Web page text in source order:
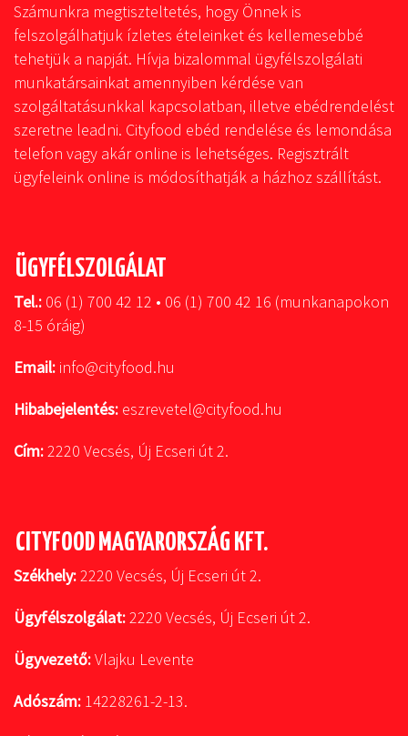
Számunkra megtiszteltetés, hogy Önnek is
felszolgálhatjuk ízletes ételeinket és kellemesebbé
tehetjük a napját. Hívja bizalommal ügyfélszolgálati
munkatársainkat amennyiben kérdése van
szolgáltatásunkkal kapcsolatban, illetve ebédrendelést
szeretne leadni. Cityfood ebéd rendelése és lemondása
telefon vagy akár online is lehetséges. Regisztrált
ügyfeleink online is módosíthatják a házhoz szállítást.
ÜGYFÉLSZOLGÁLAT
Tel.: 06 (1) 700 42 12 • 06 (1) 700 42 16 (munkanapokon
8-15 óráig)
Email: info@cityfood.hu
Hibabejelentés: eszrevetel@cityfood.hu
Cím:2220 Vecsés, Új Ecseri út 2.
CITYFOOD MAGYARORSZÁG KFT.
Székhely:2220 Vecsés, Új Ecseri út 2.
Ügyfélszolgálat:2220 Vecsés, Új Ecseri út 2.
Ügyvezető:Vlajku Levente
Adószám: 14228261-2-13.